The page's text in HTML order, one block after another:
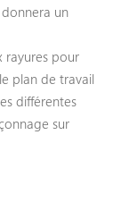
un
rayures pour
plan de travail
différentes
sur